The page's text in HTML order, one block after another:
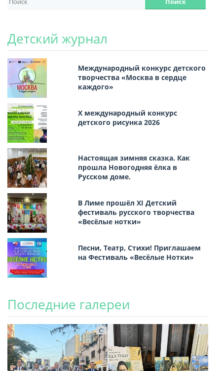
Детский журнал
Международный конкурс детского
творчества «Москва в сердце
каждого»
Х международный конкурс
детского рисунка 2026
Настоящая зимняя сказка. Как
прошла Новогодняя ёлка в
Русском доме.
В Лиме прошёл XI Детский
фестиваль русского творчества
«Весёлые нотки»
Песни, Театр, Стихи! Приглашаем
на Фестиваль «Весёлые Нотки»
Последние галереи